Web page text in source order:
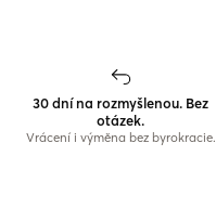
30 dní na rozmyšlenou. Bez
otázek.
Vrácení i výměna bez byrokracie.